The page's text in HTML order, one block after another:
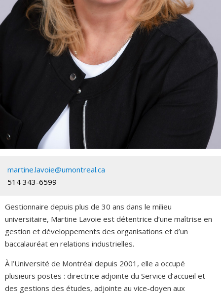
martine.lavoie@umontreal.ca
514 343-6599
Gestionnaire depuis plus de 30 ans dans le milieu
universitaire, Martine Lavoie est détentrice d’une maîtrise en
gestion et développements des organisations et d’un
baccalauréat en relations industrielles.
À l’Université de Montréal depuis 2001, elle a occupé
plusieurs postes : directrice adjointe du Service d’accueil et
des gestions des études, adjointe au vice-doyen aux